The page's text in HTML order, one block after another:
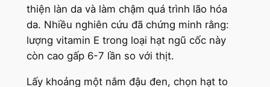
thiện làn da và làm chậm quá trình lão hóa
da. Nhiều nghiên cứu đã chứng minh rằng:
lượng vitamin E trong loại hạt ngũ cốc này
còn cao gấp 6-7 lần so với thịt.
Lấy khoảng một nắm đậu đen, chọn hạt to